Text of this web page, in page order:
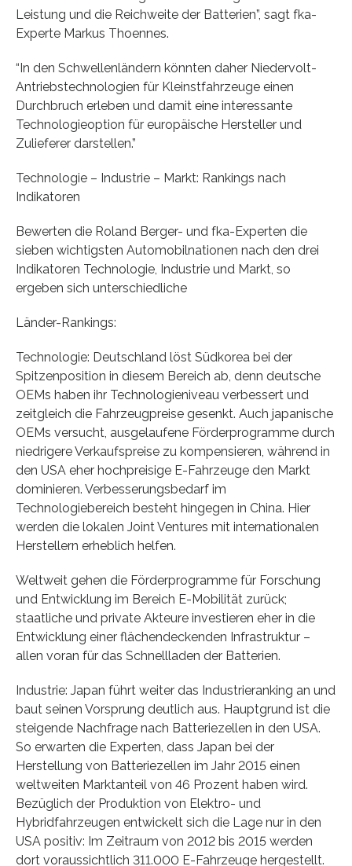
Leistung und die Reichweite der Batterien”, sagt fka-
Experte Markus Thoennes.
“In den Schwellenländern könnten daher Niedervolt-
Antriebstechnologien für Kleinstfahrzeuge einen
Durchbruch erleben und damit eine interessante
Technologieoption für europäische Hersteller und
Zulieferer darstellen.”
Technologie – Industrie – Markt: Rankings nach
Indikatoren
Bewerten die Roland Berger- und fka-Experten die
sieben wichtigsten Automobilnationen nach den drei
Indikatoren Technologie, Industrie und Markt, so
ergeben sich unterschiedliche
Länder-Rankings:
Technologie: Deutschland löst Südkorea bei der
Spitzenposition in diesem Bereich ab, denn deutsche
OEMs haben ihr Technologieniveau verbessert und
zeitgleich die Fahrzeugpreise gesenkt. Auch japanische
OEMs versucht, ausgelaufene Förderprogramme durch
niedrigere Verkaufspreise zu kompensieren, während in
den USA eher hochpreisige E-Fahrzeuge den Markt
dominieren. Verbesserungsbedarf im
Technologiebereich besteht hingegen in China. Hier
werden die lokalen Joint Ventures mit internationalen
Herstellern erheblich helfen.
Weltweit gehen die Förderprogramme für Forschung
und Entwicklung im Bereich E-Mobilität zurück;
staatliche und private Akteure investieren eher in die
Entwicklung einer flächendeckenden Infrastruktur –
allen voran für das Schnellladen der Batterien.
Industrie: Japan führt weiter das Industrieranking an und
baut seinen Vorsprung deutlich aus. Hauptgrund ist die
steigende Nachfrage nach Batteriezellen in den USA.
So erwarten die Experten, dass Japan bei der
Herstellung von Batteriezellen im Jahr 2015 einen
weltweiten Marktanteil von 46 Prozent haben wird.
Bezüglich der Produktion von Elektro- und
Hybridfahrzeugen entwickelt sich die Lage nur in den
USA positiv: Im Zeitraum von 2012 bis 2015 werden
dort voraussichtlich 311.000 E-Fahrzeuge hergestellt.